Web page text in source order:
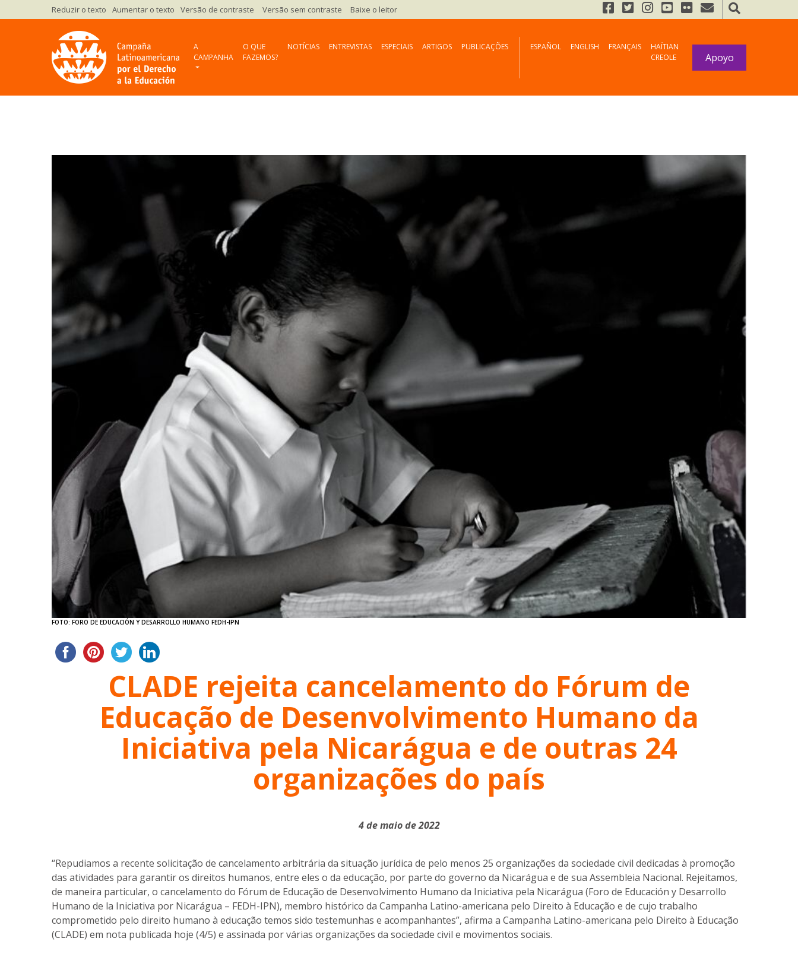
Versão de contraste Versão sem contraste Baixe o leitor
A
CAMPANHA
O QUE
FAZEMOS?
NOTÍCIAS ENTREVISTAS ESPECIAIS ARTIGOS PUBLICAÇÕES ESPAÑOL ENGLISH FRANÇAIS
HAÏTIAN
CREOLE
Apoyo
FOTO: FORO DE EDUCACIÓN Y DESARROLLO HUMANO FEDH-IPN
CLADE rejeita cancelamento do Fórum de
Educação de Desenvolvimento Humano da
Iniciativa pela Nicarágua e de outras 24
organizações do país
4 de maio de 2022
“Repudiamos a recente solicitação de cancelamento arbitrária da situação jurídica de pelo menos 25 organizações da sociedade civil dedicadas à promoção
das atividades para garantir os direitos humanos, entre eles o da educação, por parte do governo da Nicarágua e de sua Assembleia Nacional. Rejeitamos,
de maneira particular, o cancelamento do Fórum de Educação de Desenvolvimento Humano da Iniciativa pela Nicarágua (Foro de Educación y Desarrollo
Humano de la Iniciativa por Nicarágua – FEDH-IPN), membro histórico da Campanha Latino-americana pelo Direito à Educação e de cujo trabalho
comprometido pelo direito humano à educação temos sido testemunhas e acompanhantes”, afirma a Campanha Latino-americana pelo Direito à Educação
(CLADE) em nota publicada hoje (4/5) e assinada por várias organizações da sociedade civil e movimentos sociais.